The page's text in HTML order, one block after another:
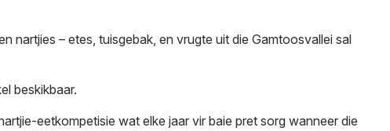
nartjies – etes, tuisgebak, en vrugte uit die Gamtoosvallei sal
beskikbaar.
eetkompetisie wat elke jaar vir baie pret sorg wanneer die